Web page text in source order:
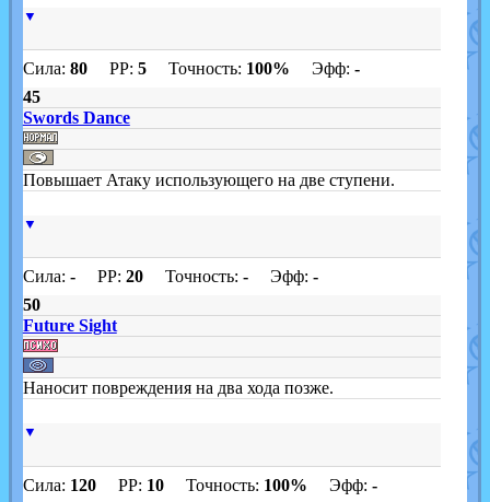
▼
Сила: 80PP: 5Точность: 100% Эфф: -
45
Swords Dance
Повышает Атаку использующего на две ступени.
▼
Сила: -PP: 20Точность: -Эфф: -
50
Future Sight
Наносит повреждения на два хода позже.
▼
Сила: 120PP: 10Точность: 100% Эфф: -